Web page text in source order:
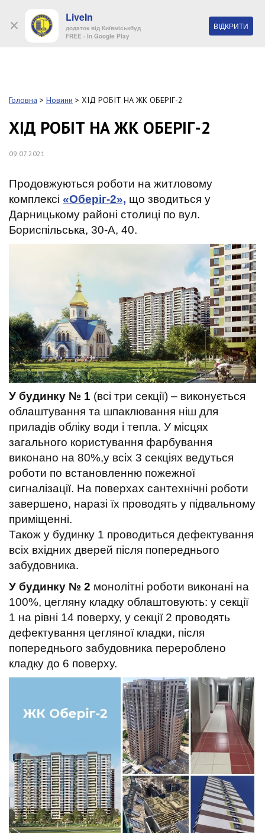
Головна > Новини > ХІД РОБІТ НА ЖК ОБЕРІГ-2
ХІД РОБІТ НА ЖК ОБЕРІГ-2
09.07.2021
Продовжуються роботи на житловому
комплексі «Оберіг-2», що зводиться у
Дарницькому районі столиці по вул.
Бориспільська, 30-А, 40.
У будинку № 1 (всі три секції) – виконується
облаштування та шпаклювання ніш для
приладів обліку води і тепла. У місцях
загального користування фарбування
виконано на 80%,у всіх 3 секціях ведуться
роботи по встановленню пожежної
сигналізації. На поверхах сантехнічні роботи
завершено, наразі їх проводять у підвальному
приміщенні.
Також у будинку 1 проводиться дефектування
всіх вхідних дверей після попереднього
забудовника.
У будинку № 2 монолітні роботи виконані на
100%, цегляну кладку облаштовують: у секції
1 на рівні 14 поверху, у секції 2 проводять
дефектування цегляної кладки, після
попереднього забудовника перероблено
кладку до 6 поверху.
LiveIn
додаток від Київміськбуд
FREE - In Google Play
ВІДКРИТИ